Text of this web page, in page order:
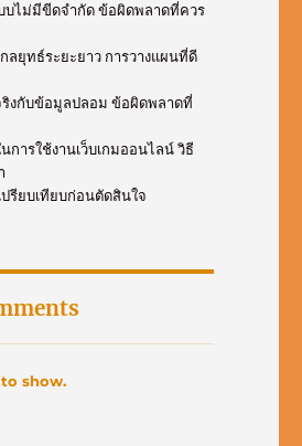
บไม่มีขีดจำกัด ข้อผิดพลาดที่ควร
ลยุทธ์ระยะยาว การวางแผนที่ดี
งกับข้อมูลปลอม ข้อผิดพลาดที่
การใช้งานเว็บเกมออนไลน์ วิธี
รียบเทียบก่อนตัดสินใจ
show.